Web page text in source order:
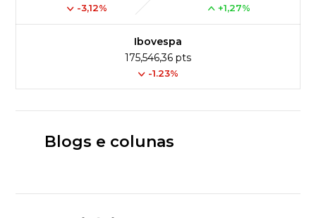
-3,12% +1,27%
Ibovespa
175,546,36 pts
-1.23%
Blogs e colunas